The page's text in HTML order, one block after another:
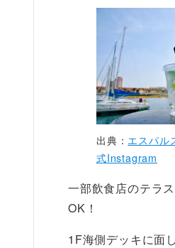
出典： エスパル
式Instagram
一部飲食店のテラ
OK！
1F海側デッキに面